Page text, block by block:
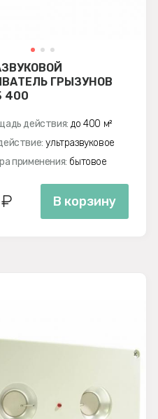
ГРЫЗУНОВ
400
действия: до 400 м²
ультразвуковое
применения: бытовое
В корзину